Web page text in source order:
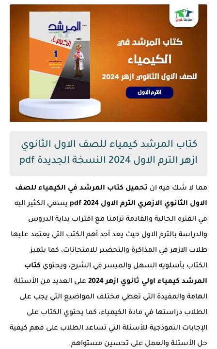
كتاب المرشد كيمياء للصف الاول الثانوي
ازهر الترم الاول 2024 النسخة الجديدة pdf
مما لا شك فيه ان تحميل كتاب المرشد في الكيمياء للصف
الاول الثانوي الازهري الترم الاول 2024 pdf
يسعي الكثير اليه
في الفتره الحالية والقادمة تزامنا مع اقتراب بداية الدروس
والدراسة بالترم الاول حيث يعد أحد أهم الكتب التي يعتمد عليها
طلاب الازهر في المذاكرة والتحضير للامتحانات، كما يتميز
الكتاب بأسلوبه السهل والميسر في الشرح، ويحتوي كتاب
المرشد كيمياء اولي ثانوي ازهر 2024
على العديد من الأسئلة
الهامة والمفيدة التي تغطي مختلف المواضيع التي يجب على
الطلاب دراستها في مادة الكيمياء، كما يحتوي الكتاب على
الإجابات النموذجية للأسئلة التي تساعد الطلاب على فهم كيفية
حل الأسئلة والعمل على تحسين مستواهم.